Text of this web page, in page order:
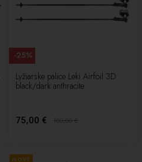
Lyžiarske palice Leki Airfoil 3D
black/dark anthracite
75,00 € 100,00€
-25%
NOVÉ